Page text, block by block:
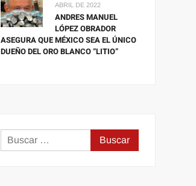
ABRIL DE 2022
ANDRES MANUEL
LÓPEZ OBRADOR
ASEGURA QUE MÉXICO SEA EL ÚNICO
DUEÑO DEL ORO BLANCO “LITIO”
Buscar: